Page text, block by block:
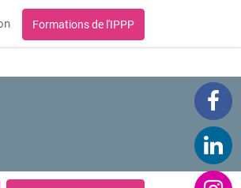
Formations de l'IPPP